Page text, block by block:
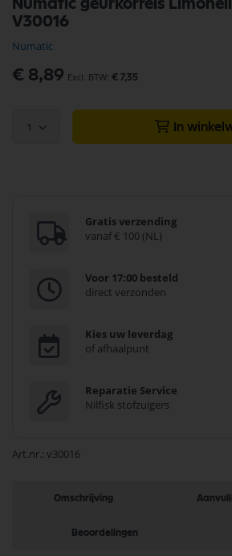
Numatic geurkorrels
V30016
Numatic
€ 8,89 € 7,35
1 In
Gratis verzending
vanaf € 100 (NL)
Voor 17:00 besteld
direct verzonden
Kies uw leverdag
of afhaalpunt
Reparatie Service
Nilfisk stofzuigers
Art.nr. v30016
naar
het
van
de
afbeeldingen-
Omschrijving
Beoordelingen